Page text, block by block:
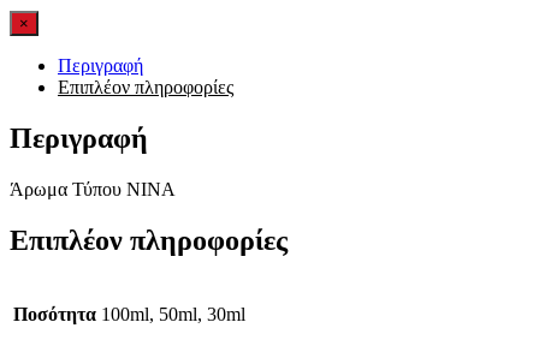
×
Περιγραφή
Επιπλέον πληροφορίες
Περιγραφή
Άρωμα Τύπου ΝΙΝΑ
Επιπλέον πληροφορίες
Ποσότητα 100ml, 50ml, 30ml